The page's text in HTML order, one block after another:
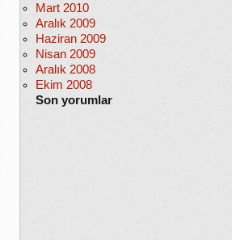
Mart 2010
Aralık 2009
Haziran 2009
Nisan 2009
Aralık 2008
Ekim 2008
Son yorumlar